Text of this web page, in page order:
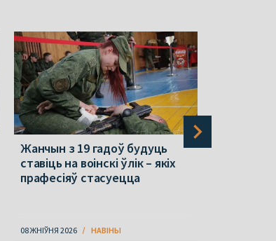
Жанчын з 19 гадоў будуць
ставіць на воінскі ўлік – якіх
прафесіяў стасуецца
08 ЖНІЎНЯ 2026 НАВІНЫ